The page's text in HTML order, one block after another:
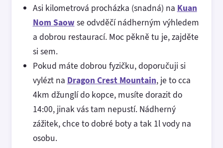
Asi kilometrová procházka (snadná) na Kuan
Nom Saow se odvděčí nádherným výhledem
a dobrou restaurací. Moc pěkně tu je, zajděte
si sem.
Pokud máte dobrou fyzičku, doporučuji si
vylézt na Dragon Crest Mountain, je to cca
4km džunglí do kopce, musíte dorazit do
14:00, jinak vás tam nepustí. Nádherný
zážitek, chce to dobré boty a tak 1l vody na
osobu.